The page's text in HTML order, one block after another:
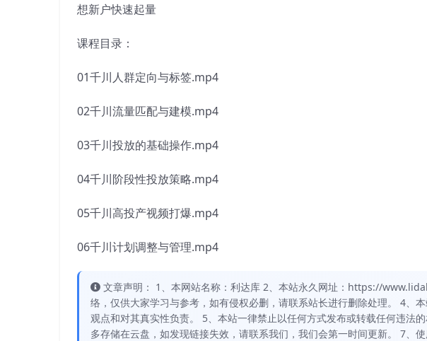
想新户快速起量
课程目录：
01千川人群定向与标签.mp4
02千川流量匹配与建模.mp4
03千川投放的基础操作.mp4
04千川阶段性投放策略.mp4
05千川高投产视频打爆.mp4
06千川计划调整与管理.mp4
文章声明： 1、本网站名称：利达库 2、本站永久网址：https://
络，仅供大家学习与参考，如有侵权必删，请联系站长进行删除处理。 4、
观点和对其真实性负责。 5、本站一律禁止以任何方式发布或转载任何违法
多存储在云盘，如发现链接失效，请联系我们，我们会第一时间更新。 7、